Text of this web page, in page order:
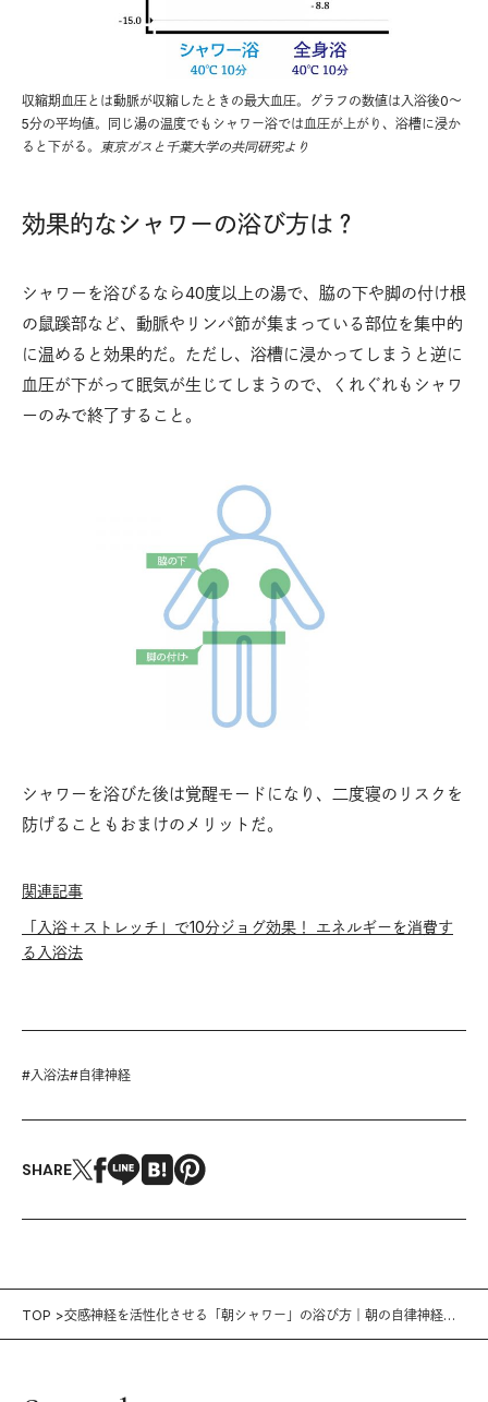
収縮期血圧とは動脈が収縮したときの最大血圧。グラフの数値は入浴後0〜
5分の平均値。同じ湯の温度でもシャワー浴では血圧が上がり、浴槽に浸か
ると下がる。
東京ガスと千葉大学の共同研究より
効果的なシャワーの浴び方は？
シャワーを浴びるなら40度以上の湯で、脇の下や脚の付け根
の鼠蹊部など、動脈やリンパ節が集まっている部位を集中的
に温めると効果的だ。ただし、浴槽に浸かってしまうと逆に
血圧が下がって眠気が生じてしまうので、くれぐれもシャワ
ーのみで終了すること。
シャワーを浴びた後は覚醒モードになり、二度寝のリスクを
防げることもおまけのメリットだ。
関連記事
「入浴＋ストレッチ」で10分ジョグ効果！ エネルギーを消費す
る入浴法
#入浴法#自律神経
SHARE
TOP
交感神経を活性化させる「朝シャワー」の浴び方｜朝の自律神経メ